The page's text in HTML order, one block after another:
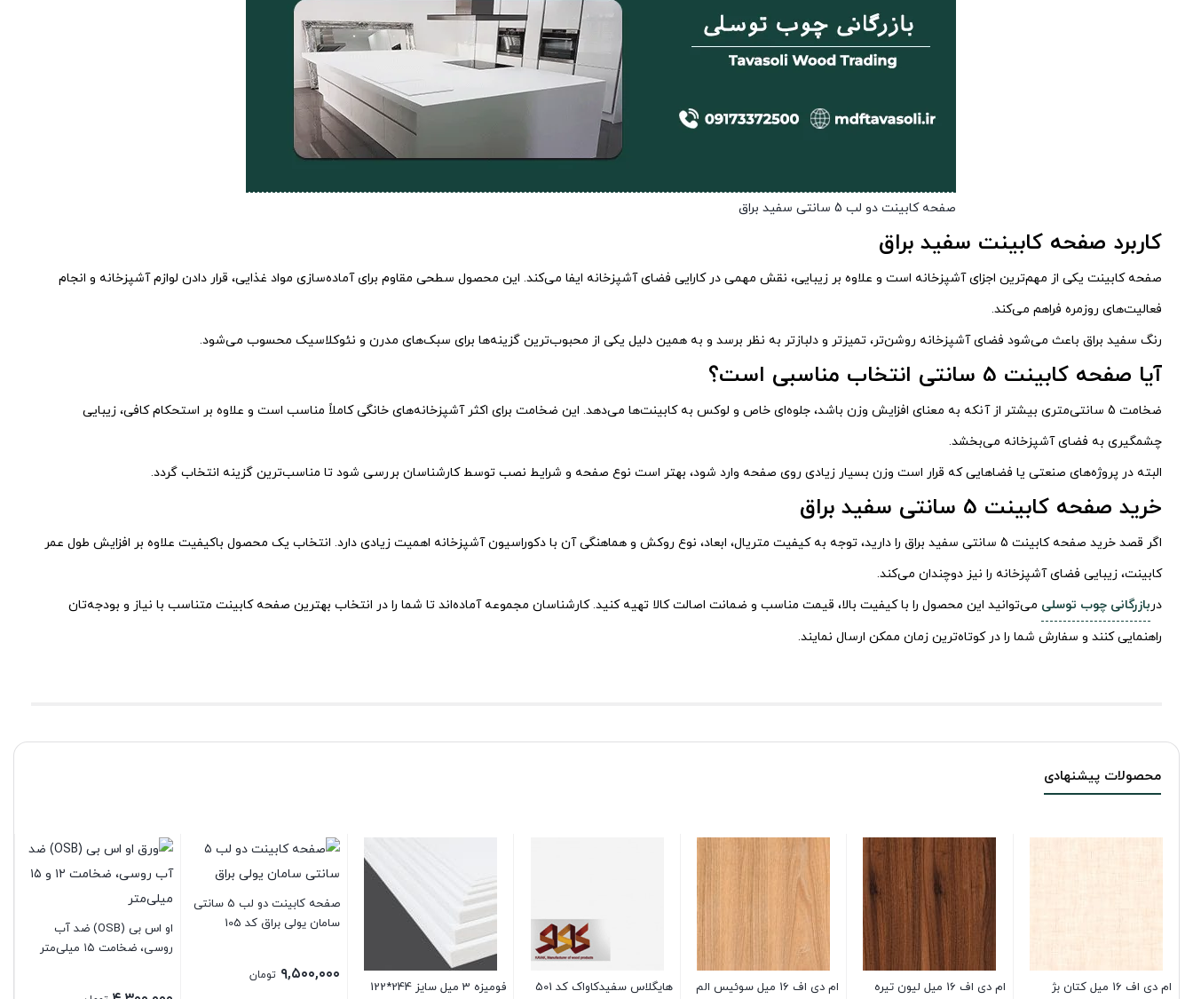
صفحه کابینت دو لب 5 سانتی سفید براق
کاربرد صفحه کابینت سفید براق
صفحه کابینت یکی از مهم‌ترین اجزای آشپزخانه است و علاوه بر زیبایی، نقش مهمی در کارایی فضای آشپزخانه ایفا می‌کند. این محصول سطحی مقاوم برای آماده‌سازی مواد غذایی، قرار دادن لوازم آشپزخانه و انجام
فعالیت‌های روزمره فراهم می‌کند.
رنگ سفید براق باعث می‌شود فضای آشپزخانه روشن‌تر، تمیزتر و دلبازتر به نظر برسد و به همین دلیل یکی از محبوب‌ترین گزینه‌ها برای سبک‌های مدرن و نئوکلاسیک محسوب می‌شود.
آیا صفحه کابینت 5 سانتی انتخاب مناسبی است؟
ضخامت 5 سانتی‌متری بیشتر از آنکه به معنای افزایش وزن باشد، جلوه‌ای خاص و لوکس به کابینت‌ها می‌دهد. این ضخامت برای اکثر آشپزخانه‌های خانگی کاملاً مناسب است و علاوه بر استحکام کافی، زیبایی
چشمگیری به فضای آشپزخانه می‌بخشد.
البته در پروژه‌های صنعتی یا فضاهایی که قرار است وزن بسیار زیادی روی صفحه وارد شود، بهتر است نوع صفحه و شرایط نصب توسط کارشناسان بررسی شود تا مناسب‌ترین گزینه انتخاب گردد.
خرید صفحه کابینت 5 سانتی سفید براق
اگر قصد خرید صفحه کابینت 5 سانتی سفید براق را دارید، توجه به کیفیت متریال، ابعاد، نوع روکش و هماهنگی آن با دکوراسیون آشپزخانه اهمیت زیادی دارد. انتخاب یک محصول باکیفیت علاوه بر افزایش طول عمر
کابینت، زیبایی فضای آشپزخانه را نیز دوچندان می‌کند.
دربازرگانی چوب توسلی می‌توانید این محصول را با کیفیت بالا، قیمت مناسب و ضمانت اصالت کالا تهیه کنید. کارشناسان مجموعه آماده‌اند تا شما را در انتخاب بهترین صفحه کابینت متناسب با نیاز و بودجه‌تان
راهنمایی کنند و سفارش شما را در کوتاه‌ترین زمان ممکن ارسال نمایند.
محصولات پیشنهادی
ام دی اف 16 میل کتان بژ
ام دی اف 16 میل لیون تیره
ام دی اف 16 میل سوئیس الم
هایگلاس سفیدکاواک کد 501 فومیزه 3 میل سایز 244*122
صفحه کابینت دو لب 5 سانتی
سامان یولی براق کد 105
۹,۵۰۰,۰۰۰ تومان
او اس بی (OSB) ضد آب
روسی، ضخامت ۱۵ میلی‌متر